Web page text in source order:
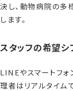
決し、動物病院の多
します。
スタッフの希望シ
LINEやスマートフォ
理者はリアルタイム